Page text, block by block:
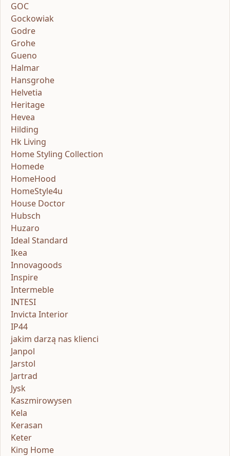
GOC
Gockowiak
Godre
Grohe
Gueno
Halmar
Hansgrohe
Helvetia
Heritage
Hevea
Hilding
Hk Living
Home Styling Collection
Homede
HomeHood
HomeStyle4u
House Doctor
Hubsch
Huzaro
Ideal Standard
Ikea
Innovagoods
Inspire
Intermeble
INTESI
Invicta Interior
IP44
jakim darzą nas klienci
Janpol
Jarstol
Jartrad
Jysk
Kaszmirowysen
Kela
Kerasan
Keter
King Home